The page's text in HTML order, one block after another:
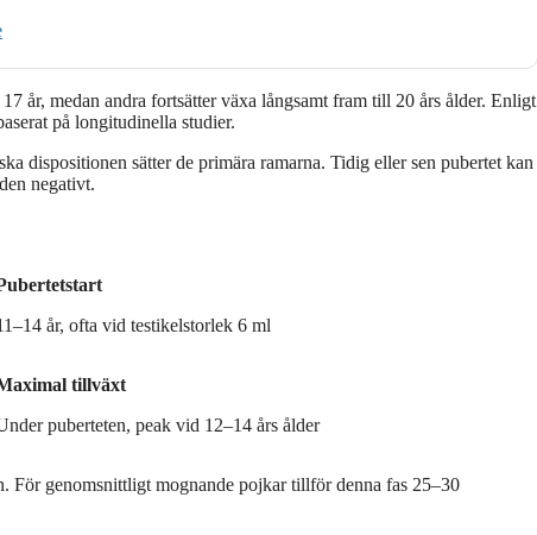
år, medan andra fortsätter växa långsamt fram till 20 års ålder. Enligt
på longitudinella studier.
dispositionen sätter de primära ramarna. Tidig eller sen pubertet kan
negativt.
år, ofta vid testikelstorlek 6 ml
tillväxt
puberteten, peak vid 12–14 års ålder
För genomsnittligt mognande pojkar tillför denna fas 25–30